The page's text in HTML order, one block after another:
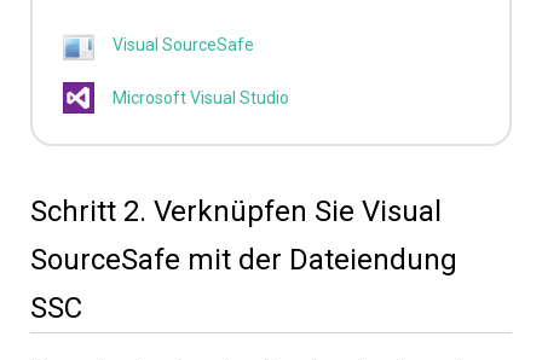
Visual SourceSafe
Microsoft Visual Studio
Schritt 2. Verknüpfen Sie Visual
SourceSafe mit der Dateiendung
SSC